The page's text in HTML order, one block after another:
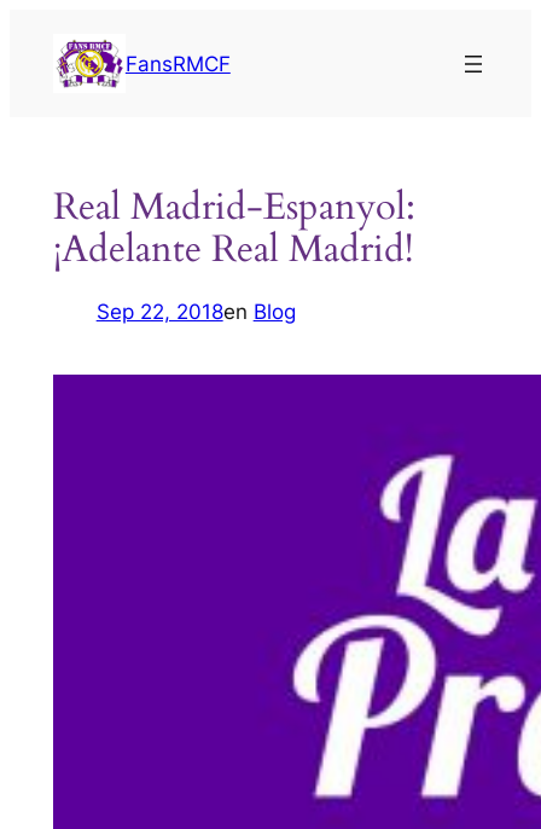
contenido
FansRMCF
Real Madrid-Espanyol:
¡Adelante Real Madrid!
Sep 22, 2018en Blog